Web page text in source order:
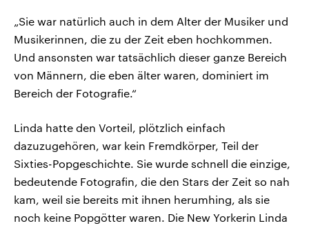
„Sie war natürlich auch in dem Alter der Musiker und
Musikerinnen, die zu der Zeit eben hochkommen.
Und ansonsten war tatsächlich dieser ganze Bereich
von Männern, die eben älter waren, dominiert im
Bereich der Fotografie.“
Linda hatte den Vorteil, plötzlich einfach
dazuzugehören, war kein Fremdkörper, Teil der
Sixties-Popgeschichte. Sie wurde schnell die einzige,
bedeutende Fotografin, die den Stars der Zeit so nah
kam, weil sie bereits mit ihnen herumhing, als sie
noch keine Popgötter waren. Die New Yorkerin Linda